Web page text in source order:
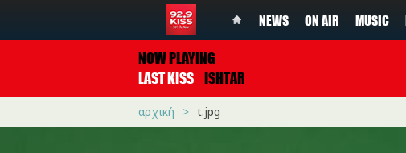
NEWS ON AIR MUSIC
NOW PLAYING
LAST KISS ISHTAR
αρχική t.jpg